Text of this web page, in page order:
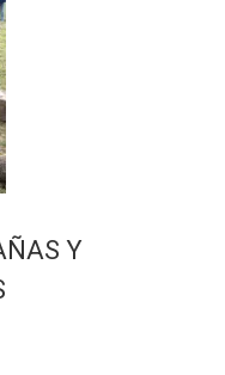
Y